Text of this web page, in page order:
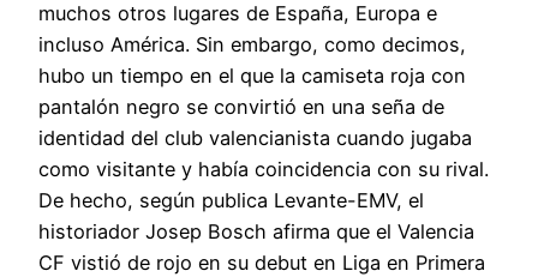
muchos otros lugares de España, Europa e
incluso América. Sin embargo, como decimos,
hubo un tiempo en el que la camiseta roja con
pantalón negro se convirtió en una seña de
identidad del club valencianista cuando jugaba
como visitante y había coincidencia con su rival.
De hecho, según publica Levante-EMV, el
historiador Josep Bosch afirma que el Valencia
CF vistió de rojo en su debut en Liga en Primera